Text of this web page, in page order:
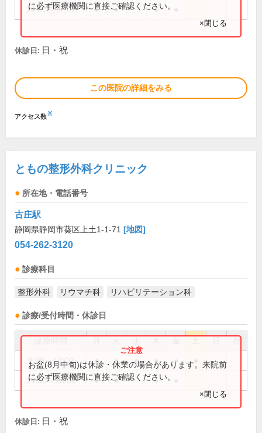
14:00～17:00 ● ● ●
に必ず医療機関に直接ご確認ください。
×閉じる
休診日: 日・祝
この医院の詳細をみる
アクセス数※
ともの整形外科クリニック
所在地・電話番号
古庄駅
静岡県静岡市葵区上土1-1-71 [地図]
054-262-3120
診療科目
整形外科 リウマチ科 リハビリテーション科
診療/受付時間・休診日
祝
8:30～12:00 ● ● ● ● ●
14:30～18:30 ● ● ●
お盆(8月中旬)は休診・休業の場合があります。来院前
に必ず医療機関に直接ご確認ください。
×閉じる
休診日: 日・祝